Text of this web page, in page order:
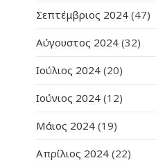
Σεπτέμβριος 2024 (47)
Αύγουστος 2024 (32)
Ιούλιος 2024 (20)
Ιούνιος 2024 (12)
Μάιος 2024 (19)
Απρίλιος 2024 (22)